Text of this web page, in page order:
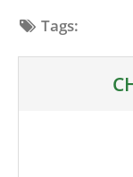
Tags: